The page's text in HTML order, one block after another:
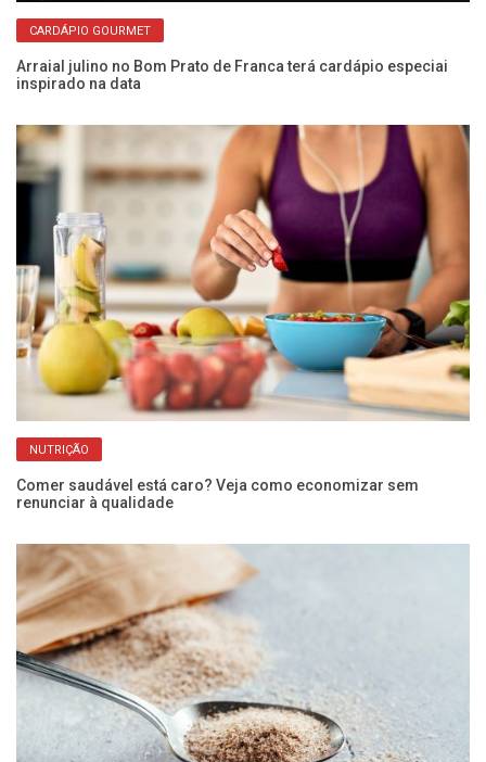
CARDÁPIO GOURMET
Arraial julino no Bom Prato de Franca terá cardápio especiai
inspirado na data
NUTRIÇÃO
Comer saudável está caro? Veja como economizar sem
renunciar à qualidade